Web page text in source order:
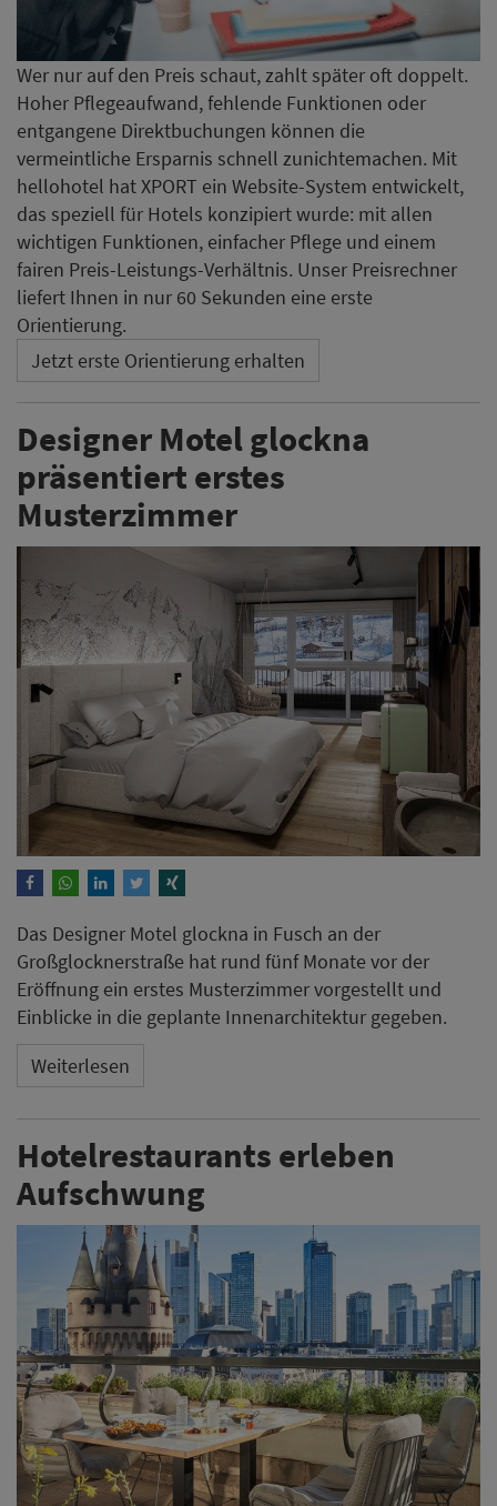
Wer nur auf den Preis schaut, zahlt später oft doppelt.
Hoher Pflegeaufwand, fehlende Funktionen oder
entgangene Direktbuchungen können die
vermeintliche Ersparnis schnell zunichtemachen. Mit
hellohotel hat XPORT ein Website-System entwickelt,
das speziell für Hotels konzipiert wurde: mit allen
wichtigen Funktionen, einfacher Pflege und einem
fairen Preis-Leistungs-Verhältnis. Unser Preisrechner
liefert Ihnen in nur 60 Sekunden eine erste
Orientierung.
Jetzt erste Orientierung erhalten
Designer Motel glockna
präsentiert erstes
Musterzimmer
Das Designer Motel glockna in Fusch an der
Großglocknerstraße hat rund fünf Monate vor der
Eröffnung ein erstes Musterzimmer vorgestellt und
Einblicke in die geplante Innenarchitektur gegeben.
Weiterlesen
Hotelrestaurants erleben
Aufschwung